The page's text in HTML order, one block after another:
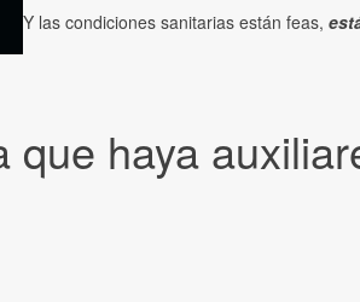
haya
Y las condiciones sanitarias están feas,